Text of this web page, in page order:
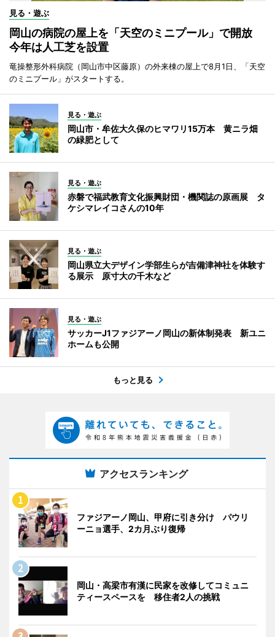
見る・遊ぶ
岡山の病院の屋上を「天空のミニプール」で開放
今年は人工芝を設置
竜操整形外科病院（岡山市中区藤原）の外来棟の屋上で8月1日、「天空
のミニプール」がスタートする。
見る・遊ぶ
岡山市・牟佐大久保のヒマワリ15万本 黄ニラ畑
の緑肥として
見る・遊ぶ
赤磐で福武教育文化振興財団・機関誌の原画展 タ
ケシマレイコさんの10年
見る・遊ぶ
岡山県立大デザイン学部生らが吉備津神社を体験す
る展示 原寸大の千木など
見る・遊ぶ
サッカーJ1ファジアーノ岡山の新体制発表 新ユニ
ホームも公開
もっと見る
アクセスランキング
ファジアーノ岡山、甲府に引き分け パウリ
ーニョ選手、2カ月ぶり復帰
岡山・高梁市有漢に民家を改修してコミュニ
ティースペースを 移住者2人の挑戦